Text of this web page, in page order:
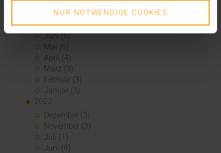
NUR NOTWENDIGE COOKIES
November (6)
Oktober (3)
August (3)
Juni (6)
Mai (6)
April (4)
März (3)
Februar (3)
Januar (3)
2022
Dezember (3)
November (3)
Juli (1)
Juni (8)